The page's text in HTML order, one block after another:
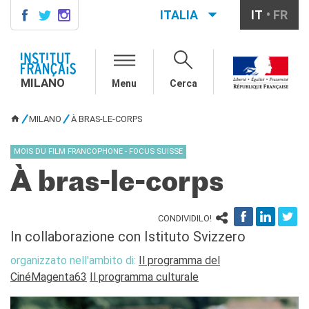
CONTATTI
CORSI DI FRANCESE
di francese
Corsi intensivi mensili di
francese
Corsi collettivi per bambini e
Ateliers tematici
Corsi di preparazione
DELF/DALF
Corsi su piattaforma
Corsi per le scuole
ITALIA IT FR
MILANO Menu Cerca
MILANO À BRAS-LE-CORPS
MOIS DU FILM FRANCOPHONE - FOCUS SUISSE
À bras-le-corps
CONDIVIDILO!
In collaborazione con Istituto Svizzero
organizzato nell'ambito di: Il programma del
CinéMagenta63 Il programma culturale